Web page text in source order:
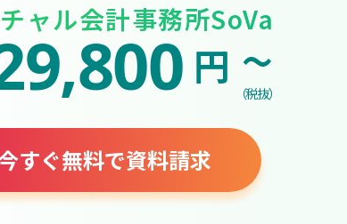
ャル会計事務所SoVa
円 ~
（税抜）
すぐ無料で資料請求